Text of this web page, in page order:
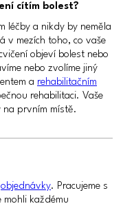
cítím bolest?
léčby a nikdy by neměla
v mezích toho, co vaše
objeví bolest nebo
nebo zvolíme jiný
a rehabilitačním
rehabilitaci. Vaše
prvním místě.
objednávky. Pracujeme s
mohli každému